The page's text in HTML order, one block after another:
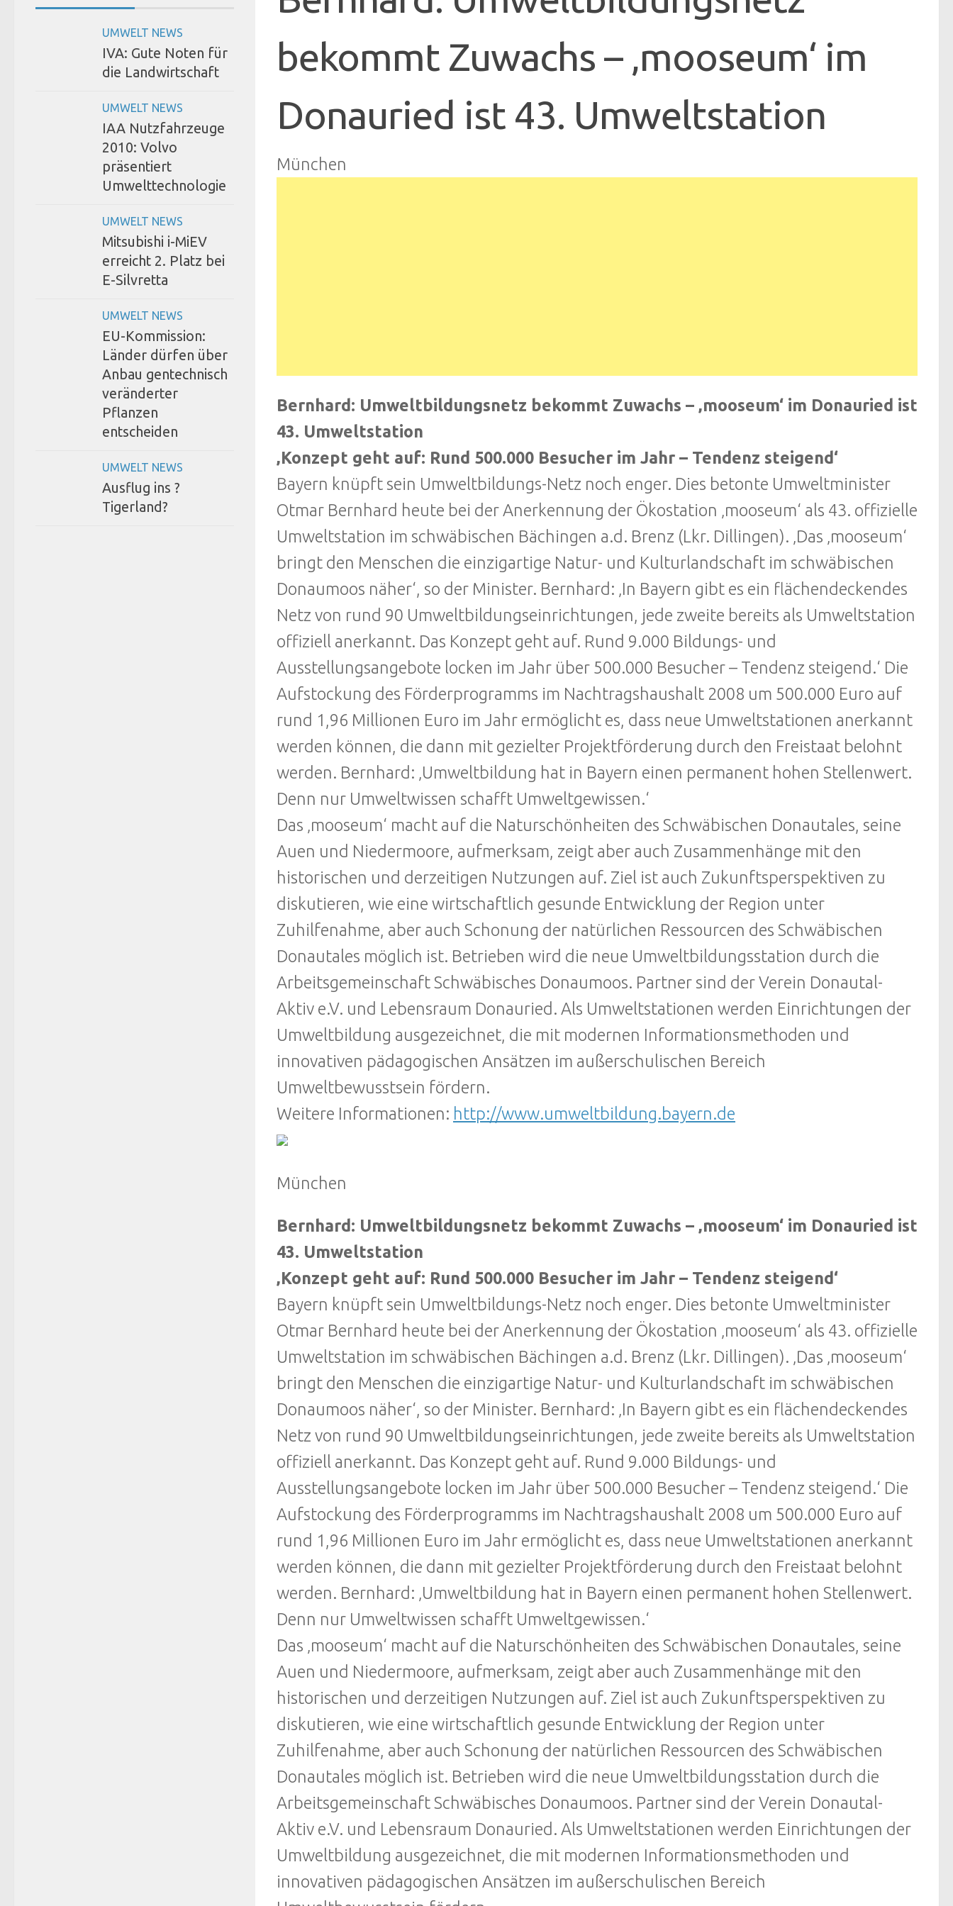
bekommt Zuwachs – ‚mooseum‘ im
Donauried ist 43. Umweltstation
München
Bernhard: Umweltbildungsnetz bekommt Zuwachs – ‚mooseum‘ im Donauried ist
43. Umweltstation
‚Konzept geht auf: Rund 500.000 Besucher im Jahr – Tendenz steigend‘
Bayern knüpft sein Umweltbildungs-Netz noch enger. Dies betonte Umweltminister
Otmar Bernhard heute bei der Anerkennung der Ökostation ‚mooseum‘ als 43. offizielle
Umweltstation im schwäbischen Bächingen a.d. Brenz (Lkr. Dillingen). ‚Das ‚mooseum‘
bringt den Menschen die einzigartige Natur- und Kulturlandschaft im schwäbischen
Donaumoos näher‘, so der Minister. Bernhard: ‚In Bayern gibt es ein flächendeckendes
Netz von rund 90 Umweltbildungseinrichtungen, jede zweite bereits als Umweltstation
offiziell anerkannt. Das Konzept geht auf. Rund 9.000 Bildungs- und
Ausstellungsangebote locken im Jahr über 500.000 Besucher – Tendenz steigend.‘ Die
Aufstockung des Förderprogramms im Nachtragshaushalt 2008 um 500.000 Euro auf
rund 1,96 Millionen Euro im Jahr ermöglicht es, dass neue Umweltstationen anerkannt
werden können, die dann mit gezielter Projektförderung durch den Freistaat belohnt
werden. Bernhard: ‚Umweltbildung hat in Bayern einen permanent hohen Stellenwert.
Denn nur Umweltwissen schafft Umweltgewissen.‘
Das ‚mooseum‘ macht auf die Naturschönheiten des Schwäbischen Donautales, seine
Auen und Niedermoore, aufmerksam, zeigt aber auch Zusammenhänge mit den
historischen und derzeitigen Nutzungen auf. Ziel ist auch Zukunftsperspektiven zu
diskutieren, wie eine wirtschaftlich gesunde Entwicklung der Region unter
Zuhilfenahme, aber auch Schonung der natürlichen Ressourcen des Schwäbischen
Donautales möglich ist. Betrieben wird die neue Umweltbildungsstation durch die
Arbeitsgemeinschaft Schwäbisches Donaumoos. Partner sind der Verein Donautal-
Aktiv e.V. und Lebensraum Donauried. Als Umweltstationen werden Einrichtungen der
Umweltbildung ausgezeichnet, die mit modernen Informationsmethoden und
innovativen pädagogischen Ansätzen im außerschulischen Bereich
Umweltbewusstsein fördern.
Weitere Informationen: http://www.umweltbildung.bayern.de
München
Bernhard: Umweltbildungsnetz bekommt Zuwachs – ‚mooseum‘ im Donauried ist
43. Umweltstation
‚Konzept geht auf: Rund 500.000 Besucher im Jahr – Tendenz steigend‘
Bayern knüpft sein Umweltbildungs-Netz noch enger. Dies betonte Umweltminister
Otmar Bernhard heute bei der Anerkennung der Ökostation ‚mooseum‘ als 43. offizielle
Umweltstation im schwäbischen Bächingen a.d. Brenz (Lkr. Dillingen). ‚Das ‚mooseum‘
bringt den Menschen die einzigartige Natur- und Kulturlandschaft im schwäbischen
Donaumoos näher‘, so der Minister. Bernhard: ‚In Bayern gibt es ein flächendeckendes
Netz von rund 90 Umweltbildungseinrichtungen, jede zweite bereits als Umweltstation
offiziell anerkannt. Das Konzept geht auf. Rund 9.000 Bildungs- und
Ausstellungsangebote locken im Jahr über 500.000 Besucher – Tendenz steigend.‘ Die
Aufstockung des Förderprogramms im Nachtragshaushalt 2008 um 500.000 Euro auf
rund 1,96 Millionen Euro im Jahr ermöglicht es, dass neue Umweltstationen anerkannt
werden können, die dann mit gezielter Projektförderung durch den Freistaat belohnt
werden. Bernhard: ‚Umweltbildung hat in Bayern einen permanent hohen Stellenwert.
Denn nur Umweltwissen schafft Umweltgewissen.‘
Das ‚mooseum‘ macht auf die Naturschönheiten des Schwäbischen Donautales, seine
Auen und Niedermoore, aufmerksam, zeigt aber auch Zusammenhänge mit den
historischen und derzeitigen Nutzungen auf. Ziel ist auch Zukunftsperspektiven zu
diskutieren, wie eine wirtschaftlich gesunde Entwicklung der Region unter
Zuhilfenahme, aber auch Schonung der natürlichen Ressourcen des Schwäbischen
Donautales möglich ist. Betrieben wird die neue Umweltbildungsstation durch die
Arbeitsgemeinschaft Schwäbisches Donaumoos. Partner sind der Verein Donautal-
Aktiv e.V. und Lebensraum Donauried. Als Umweltstationen werden Einrichtungen der
Umweltbildung ausgezeichnet, die mit modernen Informationsmethoden und
innovativen pädagogischen Ansätzen im außerschulischen Bereich
UMWELT NEWS
IVA: Gute Noten für
die Landwirtschaft
UMWELT NEWS
IAA Nutzfahrzeuge
2010: Volvo
präsentiert
Umwelttechnologie
UMWELT NEWS
Mitsubishi i-MiEV
erreicht 2. Platz bei
E-Silvretta
UMWELT NEWS
EU-Kommission:
Länder dürfen über
Anbau gentechnisch
veränderter
Pflanzen
entscheiden
UMWELT NEWS
Ausflug ins ?
Tigerland?